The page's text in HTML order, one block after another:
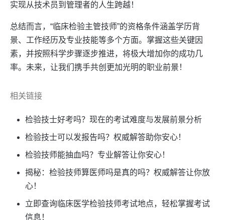
实现从技术员到管理者的人生跨越！
总结而言，“临床检验主管技师”的资格条件涵盖学历背
景、工作经历及专业技能等多个方面。掌握这些关键因
素，并按照科学步骤逐步推进，将极大增加你的成功几
率。未来，让我们携手共创更加光明的职业前景！
相关链接
检验技士好考吗？现在的考试难度与发展前景分析
检验技士可以发报告吗？权威解答助你安心！
检验技师能抽血吗？专业解答让你安心！
揭秘：检验技师算医师吗是真的吗？权威解答让你放
心！
立即查询临床医学检验技师考试地点，轻松掌握考试
信息！